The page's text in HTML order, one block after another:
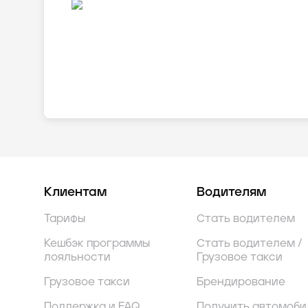
Клиентам
Тарифы
Кешбэк программы
лояльности
Грузовое такси
Водителям
Стать водителем
Стать водителем /
Грузовое такси
Брендирование